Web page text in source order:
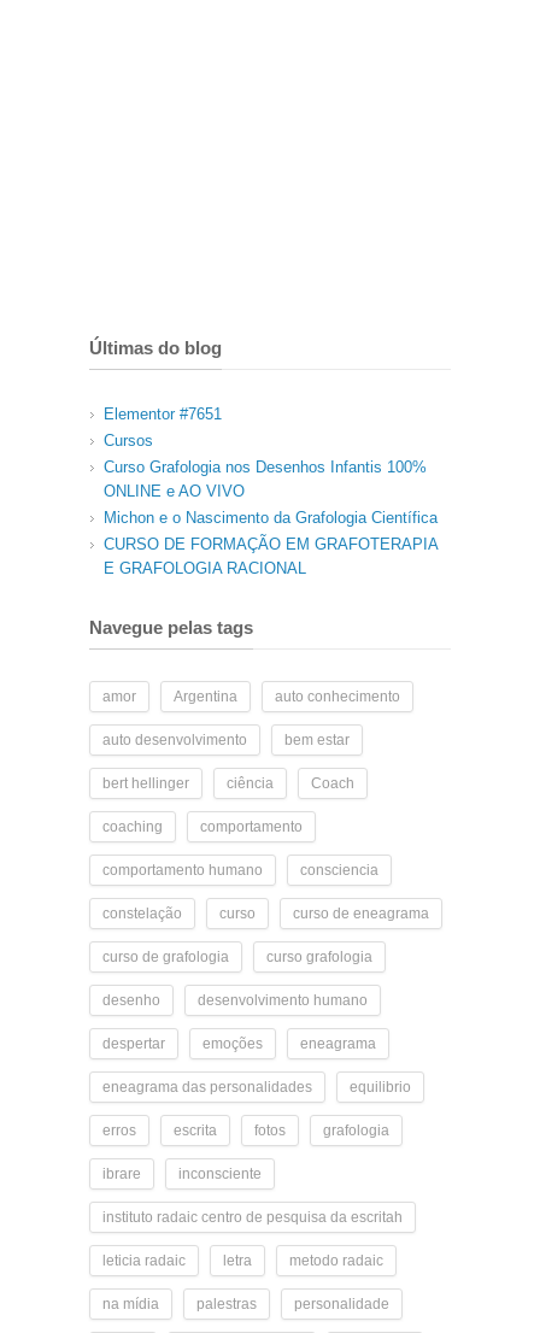
Últimas do blog
Elementor #7651
Cursos
Curso Grafologia nos Desenhos Infantis 100%
ONLINE e AO VIVO
Michon e o Nascimento da Grafologia Científica
CURSO DE FORMAÇÃO EM GRAFOTERAPIA
E GRAFOLOGIA RACIONAL
Navegue pelas tags
amor Argentina auto conhecimento
auto desenvolvimento bem estar
bert hellinger ciência Coach
coaching comportamento
comportamento humano consciencia
constelação curso curso de eneagrama
curso de grafologia curso grafologia
desenho desenvolvimento humano
despertar emoções eneagrama
eneagrama das personalidades equilibrio
erros escrita fotos grafologia
ibrare inconsciente
instituto radaic centro de pesquisa da escritah
leticia radaic letra metodo radaic
na mídia palestras personalidade